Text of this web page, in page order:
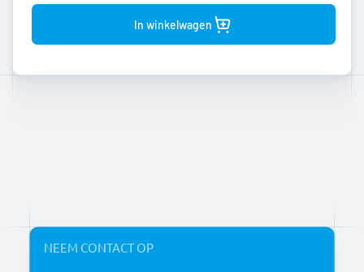
Bekijk
product
In winkelwagen
NEEM CONTACT OP